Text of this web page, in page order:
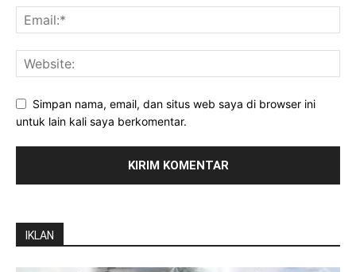
Simpan nama, email, dan situs web saya di browser ini
untuk lain kali saya berkomentar.
IKLAN